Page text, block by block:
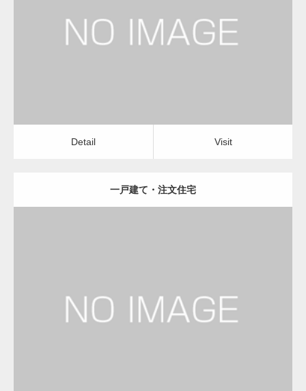
Detail Visit
Detail Visit
一戸建て・注文住宅
Detail Visit
カスタム投稿タイプ実…
一般社団法人高齢者支援協会が生活支援.com